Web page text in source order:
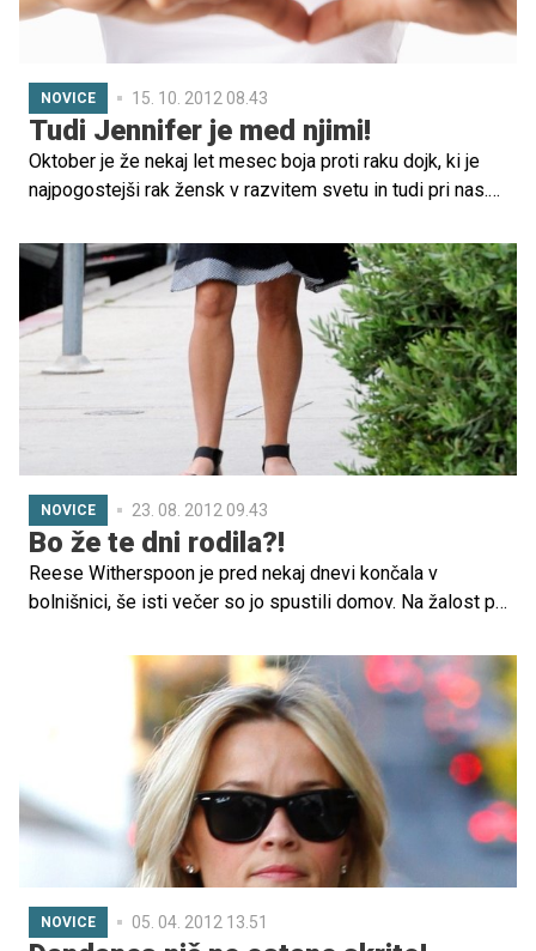
NOVICE 15. 10. 2012 08.43
Tudi Jennifer je med njimi!
Oktober je že nekaj let mesec boja proti raku dojk, ki je
najpogostejši rak žensk v razvitem svetu in tudi pri nas.
preživetje bolnic včasih vprašljivo.
NOVICE 23. 08. 2012 09.43
Bo že te dni rodila?!
Reese Witherspoon je pred nekaj dnevi končala v
bolnišnici, še isti večer so jo spustili domov. Na žalost pa
pred predvidenim datumom poroda.
NOVICE 05. 04. 2012 13.51